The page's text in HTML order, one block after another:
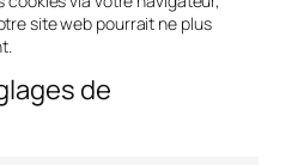
site web pourrait ne plus
de